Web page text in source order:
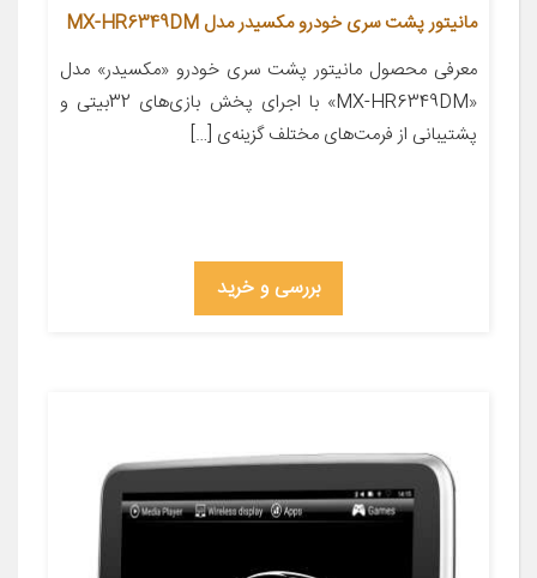
مانیتور پشت سری خودرو مکسیدر مدل MX-HR6349DM
معرفی محصول مانیتور پشت سری خودرو «مکسیدر» مدل
«MX-HR6349DM» با اجرای پخش بازی‌های 32بیتی و
پشتیبانی از فرمت‌های مختلف گزینه‌ی […]
بررسی و خرید